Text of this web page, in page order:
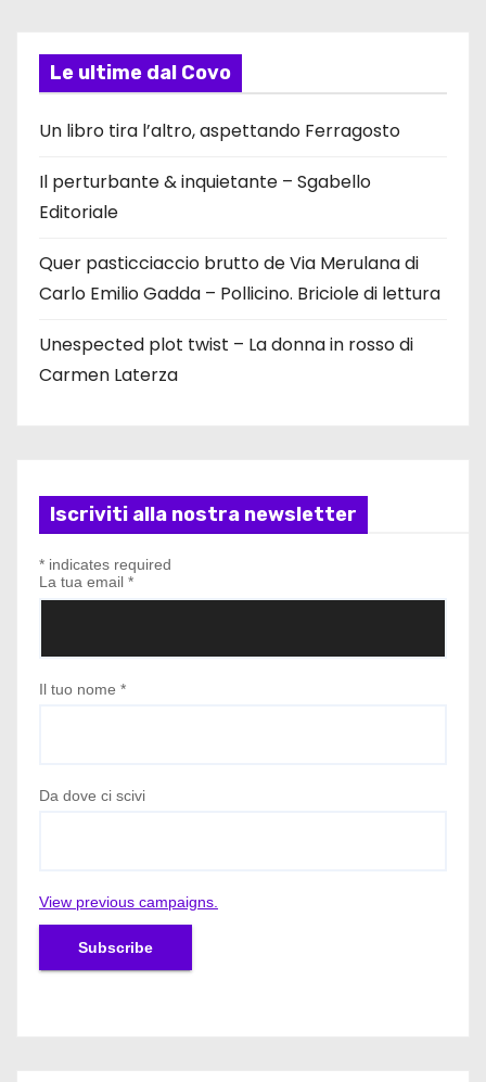
Le ultime dal Covo
Un libro tira l’altro, aspettando Ferragosto
Il perturbante & inquietante – Sgabello
Editoriale
Quer pasticciaccio brutto de Via Merulana di
Carlo Emilio Gadda – Pollicino. Briciole di lettura
Unespected plot twist – La donna in rosso di
Carmen Laterza
Iscriviti alla nostra newsletter
* indicates required
La tua email *
Il tuo nome *
Da dove ci scivi
View previous campaigns.